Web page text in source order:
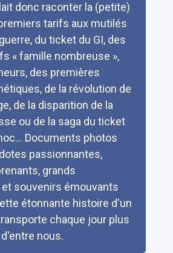
donc raconter la (petite)
tarifs aux mutilés
du ticket du GI, des
« famille nombreuse »,
des premières
de la révolution de
de la disparition de la
ou de la saga du ticket
Documents photos
passionnantes,
grands
souvenirs émouvants
étonnante histoire d'un
chaque jour plus
nous.